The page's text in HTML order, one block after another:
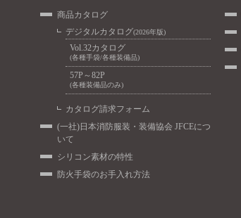
商品カタログ
デジタルカタログ(2026年版)
Vol.32カタログ
(各種手袋/各種装備品)
57P～82P
(各種装備品のみ)
カタログ請求フォーム
(一社)日本消防服装・装備協会 JFCEにつ
いて
シリコン素材の特性
防火手袋のお手入れ方法